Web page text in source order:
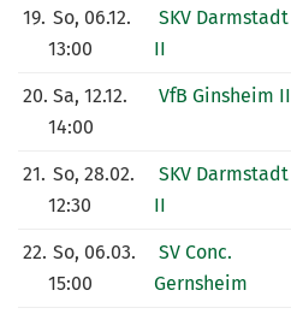
19. So, 06.12.
13:00
SKV Darmstadt
II
20. Sa, 12.12.
14:00
VfB Ginsheim II
21. So, 28.02.
12:30
SKV Darmstadt
II
22. So, 06.03.
15:00
SV Conc.
Gernsheim